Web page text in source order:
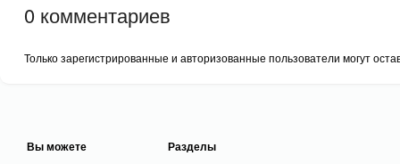
0 комментариев
Только зарегистрированные и авторизованные пользователи могут
Вы можете Разделы